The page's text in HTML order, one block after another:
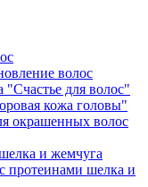
волос
для волос"
кожа головы"
окрашенных волос
и жемчуга
протеинами шелка и